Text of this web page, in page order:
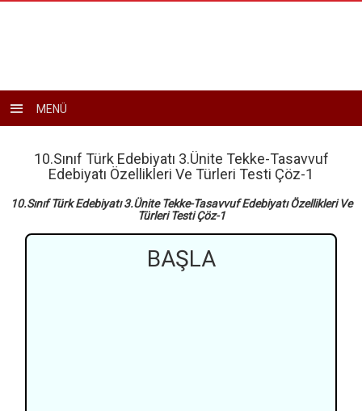
ToggleMENÜ
10.Sınıf Türk Edebiyatı 3.Ünite Tekke-Tasavvuf
Edebiyatı Özellikleri Ve Türleri Testi Çöz-1
10.Sınıf Türk Edebiyatı 3.Ünite Tekke-Tasavvuf Edebiyatı Özellikleri Ve
Türleri Testi Çöz-1
BAŞLA